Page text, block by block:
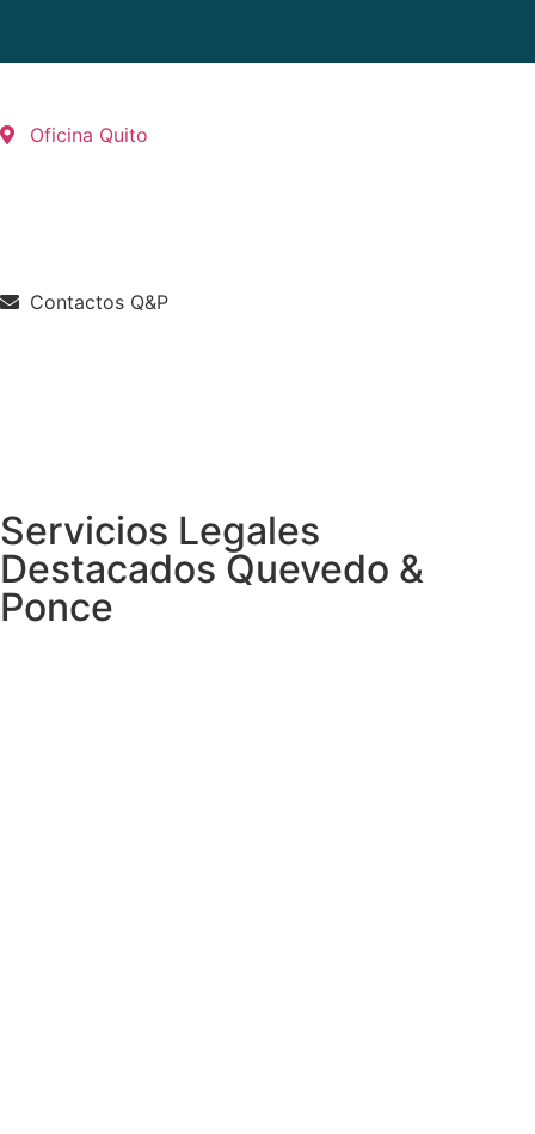
Oficina Quito
Contactos Q&P
Servicios Legales
Destacados Quevedo &
Ponce